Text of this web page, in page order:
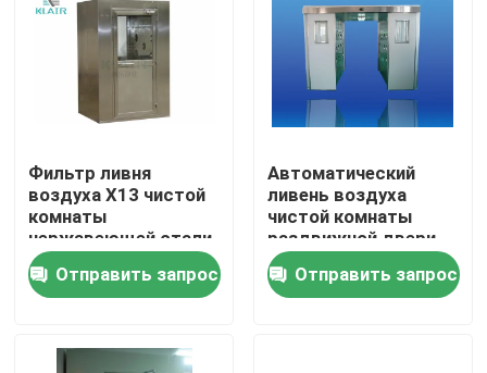
Проверка качества
Свяжитесь мы
воздушные фильтры мешка
Воздушные фильтры HVAC
воздушный фильтр hepa
Фильтр ливня
воздуха Х13 чистой
комнаты
нержавеющей стали
для частичного
загрязнения
Отправить запрос
Автоматический
ливень воздуха
чистой комнаты
раздвижной двери
для удаления пыли
человека/груза
Отправить запрос